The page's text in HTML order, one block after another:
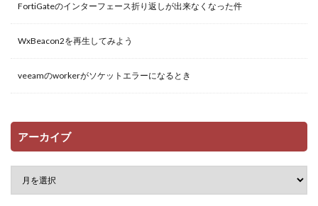
FortiGateのインターフェース折り返しが出来なくなった件
WxBeacon2を再生してみよう
veeamのworkerがソケットエラーになるとき
アーカイブ